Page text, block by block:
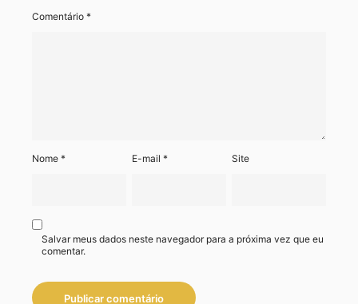
Comentário *
Nome * E-mail* Site
Salvar meus dados neste navegador para a próxima vez que eu
comentar.